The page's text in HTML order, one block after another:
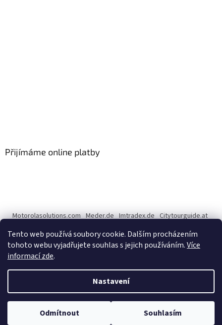
Tento web používá soubory cookie. Dalším procházením
tohoto webu vyjadřujete souhlas s jejich používáním.Více
informací zde.
Nastavení
Odmítnout Souhlasím
Přijímáme online platby
Motorolasolutions.com Meder.de Imtradex.de Citytourguide.at
Copyright 2026CENTERNET.cz. Všechna práva vyhrazena.Upravit